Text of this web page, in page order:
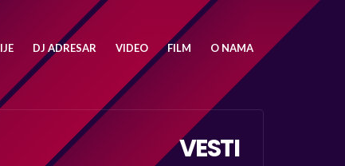
DJ ADRESAR VIDEO FILM O NAMA
VESTI